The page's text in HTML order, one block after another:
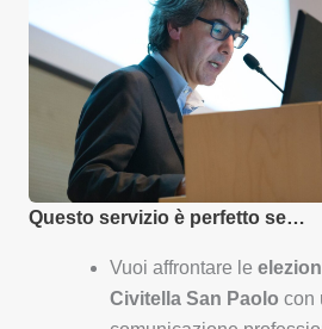
Questo servizio è perfetto se…
Vuoi affrontare le
Civitella San Paolo con